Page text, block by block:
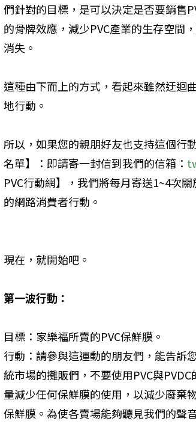
們針對的目標，是可以決定是否要銷售
的骨牌效應，減少PVC產業的生存空間
消失。
這種由下而上的方式，看起來雖然迂迴
地行動。
所以，如果您的親朋好友也支持這個行
名單】：即請寄一封信到我們的信箱：
PVC行動網】，我們將每月寄送1~4次
的網路消費者行動。
現在，就開始吧。
第一波行動：
目標：家樂福所賣的PVC保鮮膜。
行動：請參與這運動的朋友們，能告訴
統市場的攤販們，不要使用PVC與
量減少任何保鮮膜的使用，以減少廢棄
保鮮膜。為使各賣場能夠聽見我們的聲